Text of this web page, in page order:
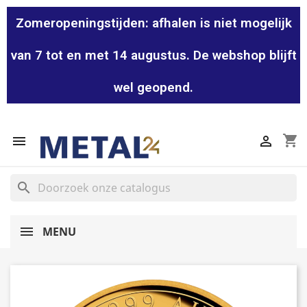
Zomeropeningstijden: afhalen is niet mogelijk
van 7 tot en met 14 augustus. De webshop blijft
wel geopend.
 shopping_cart

search
MENU